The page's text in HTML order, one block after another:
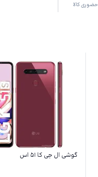
حضوری کالا
گوشی ال جی کا ۵۱ اس